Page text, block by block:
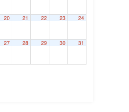
20 21 22 23 24
27 28 29 30 31